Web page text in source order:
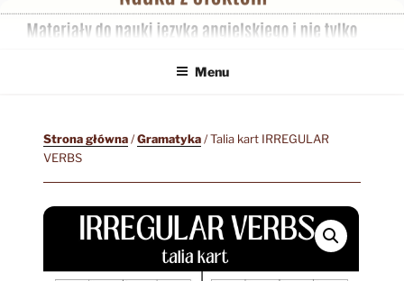
Przejdź
Menu
Strona główna/Gramatyka/ Talia kart IRREGULAR
VERBS